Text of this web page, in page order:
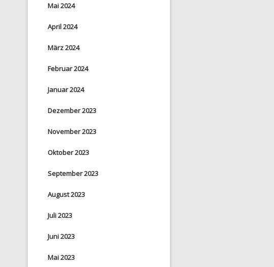
Mai 2024
April 2024
März 2024
Februar 2024
Januar 2024
Dezember 2023
November 2023
Oktober 2023
September 2023
August 2023
Juli 2023
Juni 2023
Mai 2023